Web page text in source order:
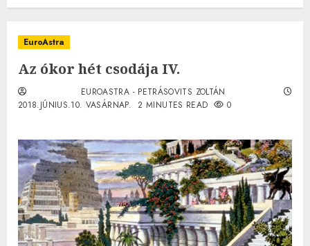
EuroAstra
Az ókor hét csodája IV.
EUROASTRA - PETRÁSOVITS ZOLTÁN
2018.JÚNIUS.10. VASÁRNAP. 2 MINUTES READ 0